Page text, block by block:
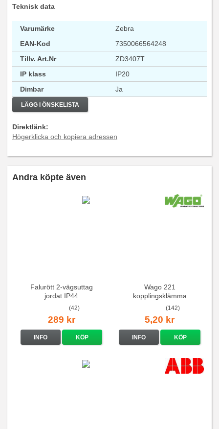
Teknisk data
Varumärke
Zebra
EAN-Kod
7350066564248
Tillv. Art.Nr
ZD3407T
IP klass
IP20
Dimbar
Ja
LÄGG I ÖNSKELISTA
Direktlänk:
Högerklicka och kopiera adressen
Andra köpte även
Falurött 2-vägsuttag
jordat IP44
(42)
289 kr
INFO KÖP
Wago 221
kopplingsklämma
(142)
5,20 kr
INFO KÖP